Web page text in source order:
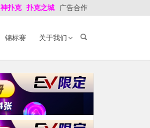
神扑克 扑克之城 广告合作
锦标赛 关于我们